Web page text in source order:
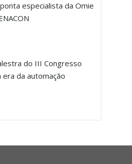
especialista da Omie
do III Congresso
era da automação